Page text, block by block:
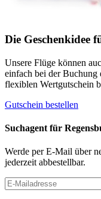
Die Geschenkidee
Unsere Flüge können
einfach bei der Buchung
flexiblen Wertgutschein
Gutschein bestellen
Suchagent für
Werde per E-Mail über
jederzeit abbestellbar.